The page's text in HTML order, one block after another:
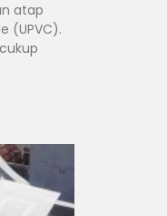
atap
(UPVC).